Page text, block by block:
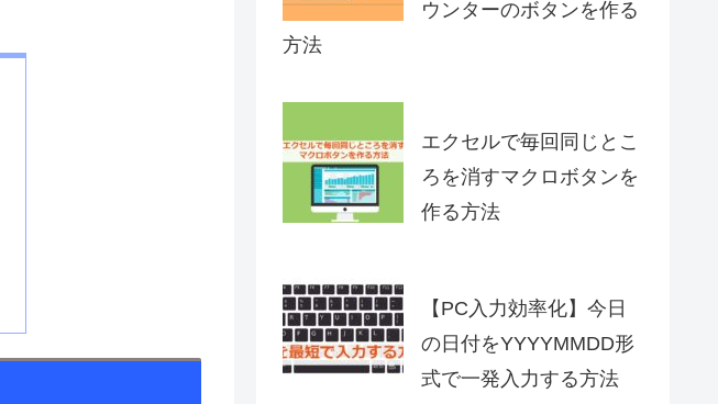
ウンターのボタンを作る
方法
エクセルで毎回同じとこ
ろを消すマクロボタンを
作る方法
【PC入力効率化】今日
の日付をYYYYMMDD形
式で一発入力する方法